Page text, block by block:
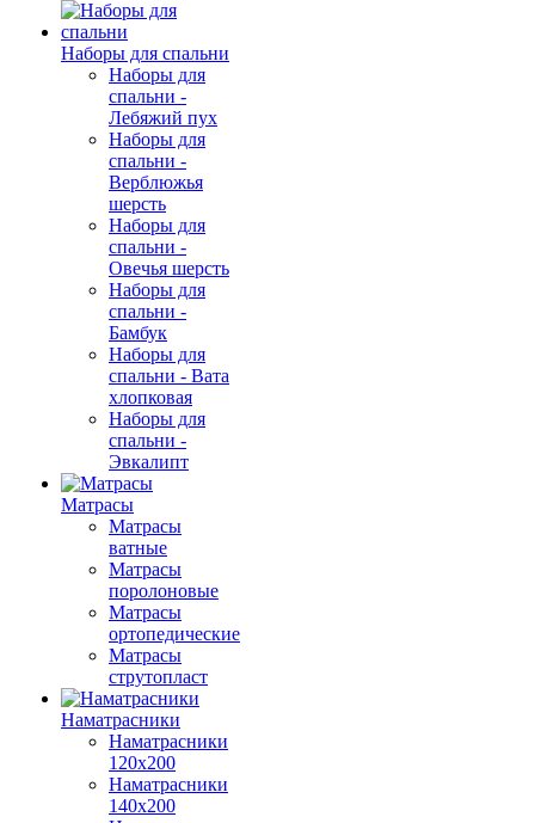
Наборы для спальни
Наборы для
спальни -
Лебяжий пух
Наборы для
спальни -
Верблюжья
шерсть
Наборы для
спальни -
Овечья шерсть
Наборы для
спальни -
Бамбук
Наборы для
спальни - Вата
хлопковая
Наборы для
спальни -
Эвкалипт
Матрасы
Матрасы
ватные
Матрасы
поролоновые
Матрасы
ортопедические
Матрасы
струтопласт
Наматрасники
Наматрасники
120х200
Наматрасники
140х200